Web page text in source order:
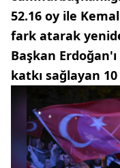
52.16 oy ile
fark atarak
Başkan
katkı sağlayan 10